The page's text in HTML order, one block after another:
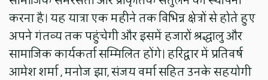
करना है। यह यात्रा एक महीने तक विभिन्न क्षेत्रों से होते हुए
अपने गंतव्य तक पहुंचेगी और इसमें हजारों श्रद्धालु और
सामाजिक कार्यकर्ता सम्मिलित होंगे। हरिद्वार में प्रतिवर्ष
आमेश शर्मा , मनोज झा, संजय वर्मा सहित उनके सहयोगी